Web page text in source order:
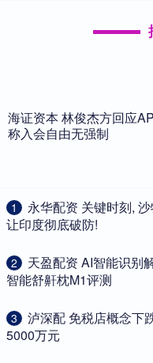
海证资本 林俊杰方回应
称入会自由无强制
1
永华配资 关键时刻,
让印度彻底破防!
2
天盈配资 AI智能识别
智能舒鼾枕M1评测
3
泸深配 免税店概念下
5000万元